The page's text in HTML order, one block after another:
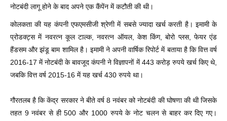
नोटबंदी लागू होने के बाद अपने एक कैंपेंन में कटौती की थी।
कोलकता की यह कंपनी एफएमसीजी श्रेणी में सबसे ज्यादा खर्च करती है। इमामी के
प्रोडक्ट्स में नवरत्न कूल टाल्क, नवरत्न ऑयल, केश किंग, बोरो प्लस, फेयर एंड
हैंडसम और झंडू बाम शामिल है। इमामी ने अपनी वार्षिक रिपोर्ट में बताया है कि वित्त वर्ष
2016-17 में नोटबंदी के बावजूद कंपनी ने विज्ञापनों में 443 करोड़ रुपये खर्च किए थे,
जबकि वित्त वर्ष 2015-16 में यह खर्च 430 रुपये था।
गौरतलब है कि केंद्र सरकार ने बीते वर्ष 8 नवंबर को नोटबंदी की घोषणा की थी जिसके
तहत 9 नवंबर से ही 500 और 1000 रुपये के नोट चलन से बाहर कर दिए गए।